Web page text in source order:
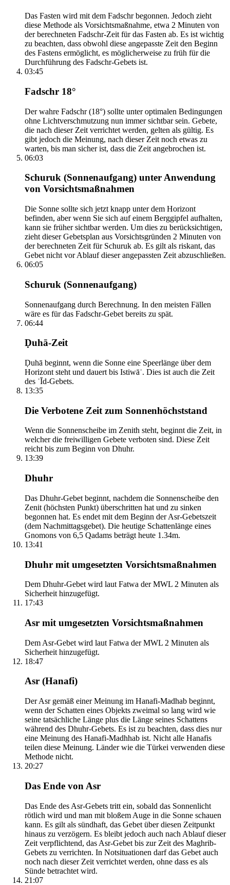
Das Fasten wird mit dem Fadschr begonnen. Jedoch zieht
diese Methode als Vorsichtsmaßnahme, etwa 2 Minuten von
der berechneten Fadschr-Zeit für das Fasten ab. Es ist wichtig
zu beachten, dass obwohl diese angepasste Zeit den Beginn
des Fastens ermöglicht, es möglicherweise zu früh für die
Durchführung des Fadschr-Gebets ist.
03:45
Fadschr 18°
Der wahre Fadschr (18°) sollte unter optimalen Bedingungen
ohne Lichtverschmutzung nun immer sichtbar sein. Gebete,
die nach dieser Zeit verrichtet werden, gelten als gültig. Es
gibt jedoch die Meinung, nach dieser Zeit noch etwas zu
warten, bis man sicher ist, dass die Zeit angebrochen ist.
06:03
Schuruk (Sonnenaufgang) unter Anwendung
von Vorsichtsmaßnahmen
Die Sonne sollte sich jetzt knapp unter dem Horizont
befinden, aber wenn Sie sich auf einem Berggipfel aufhalten,
kann sie früher sichtbar werden. Um dies zu berücksichtigen,
zieht dieser Gebetsplan aus Vorsichtsgründen 2 Minuten von
der berechneten Zeit für Schuruk ab. Es gilt als riskant, das
Gebet nicht vor Ablauf dieser angepassten Zeit abzuschließen.
06:05
Schuruk (Sonnenaufgang)
Sonnenaufgang durch Berechnung. In den meisten Fällen
wäre es für das Fadschr-Gebet bereits zu spät.
06:44
Ḍuhā-Zeit
Ḍuhā beginnt, wenn die Sonne eine Speerlänge über dem
Horizont steht und dauert bis Istiwāʾ. Dies ist auch die Zeit
des ʿĪd-Gebets.
13:35
Die Verbotene Zeit zum Sonnenhöchststand
Wenn die Sonnenscheibe im Zenith steht, beginnt die Zeit, in
welcher die freiwilligen Gebete verboten sind. Diese Zeit
reicht bis zum Beginn von Dhuhr.
13:39
Dhuhr
Das Dhuhr-Gebet beginnt, nachdem die Sonnenscheibe den
Zenit (höchsten Punkt) überschritten hat und zu sinken
begonnen hat. Es endet mit dem Beginn der Asr-Gebetszeit
(dem Nachmittagsgebet). Die heutige Schattenlänge eines
Gnomons von 6,5 Qadams beträgt heute 1.34m.
13:41
Dhuhr mit umgesetzten Vorsichtsmaßnahmen
Dem Dhuhr-Gebet wird laut Fatwa der MWL 2 Minuten als
Sicherheit hinzugefügt.
17:43
Asr mit umgesetzten Vorsichtsmaßnahmen
Dem Asr-Gebet wird laut Fatwa der MWL 2 Minuten als
Sicherheit hinzugefügt.
18:47
Asr (Hanafi)
Der Asr gemäß einer Meinung im Hanafi-Madhab beginnt,
wenn der Schatten eines Objekts zweimal so lang wird wie
seine tatsächliche Länge plus die Länge seines Schattens
während des Dhuhr-Gebets. Es ist zu beachten, dass dies nur
eine Meinung des Hanafi-Madhhab ist. Nicht alle Hanafis
teilen diese Meinung. Länder wie die Türkei verwenden diese
Methode nicht.
20:27
Das Ende von Asr
Das Ende des Asr-Gebets tritt ein, sobald das Sonnenlicht
rötlich wird und man mit bloßem Auge in die Sonne schauen
kann. Es gilt als sündhaft, das Gebet über diesen Zeitpunkt
hinaus zu verzögern. Es bleibt jedoch auch nach Ablauf dieser
Zeit verpflichtend, das Asr-Gebet bis zur Zeit des Maghrib-
Gebets zu verrichten. In Notsituationen darf das Gebet auch
noch nach dieser Zeit verrichtet werden, ohne dass es als
Sünde betrachtet wird.
21:07